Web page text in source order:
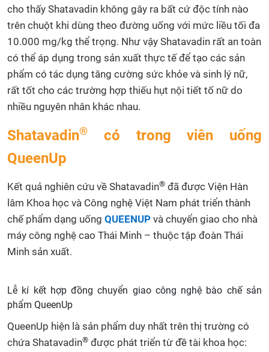
cho thấy Shatavadin không gây ra bất cứ độc tính nào
trên chuột khi dùng theo đường uống với mức liều tối đa
10.000 mg/kg thể trọng. Như vậy Shatavadin rất an toàn
có thể áp dụng trong sản xuất thực tế để tạo các sản
phẩm có tác dụng tăng cường sức khỏe và sinh lý nữ,
rất tốt cho các trường hợp thiếu hụt nội tiết tố nữ do
nhiều nguyên nhân khác nhau.
Shatavadin®
có trong viên uống
QueenUp
Kết quả nghiên cứu về Shatavadin® đã được Viện Hàn
lâm Khoa học và Công nghệ Việt Nam phát triển thành
chế phẩm dạng uống QUEENUP và chuyển giao cho nhà
máy công nghệ cao Thái Minh – thuộc tập đoàn Thái
Minh sản xuất.
Lễ kí kết hợp đồng chuyển giao công nghệ bào chế sản
phẩm QueenUp
QueenUp hiện là sản phẩm duy nhất trên thị trường có
chứa Shatavadin® được phát triển từ đề tài khoa học: